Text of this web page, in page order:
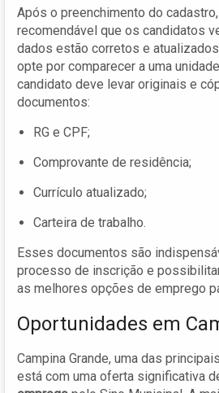
Após o preenchimento do
recomendável que os candidatos
dados estão corretos e
opte por comparecer a uma
candidato deve levar originais e
documentos:
RG e CPF;
Comprovante de residência;
Currículo atualizado;
Carteira de trabalho.
Esses documentos são
processo de inscrição e
as melhores opções de emprego
Oportunidades em
Campina Grande, uma das
está com uma oferta significativa